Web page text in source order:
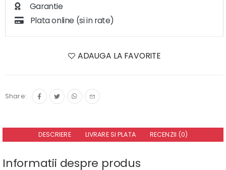
Garantie
Plata online (si in rate)
ADAUGA LA FAVORITE
Share:
DESCRIERE LIVRARE SI PLATA RECENZII (0)
Informatii despre produs